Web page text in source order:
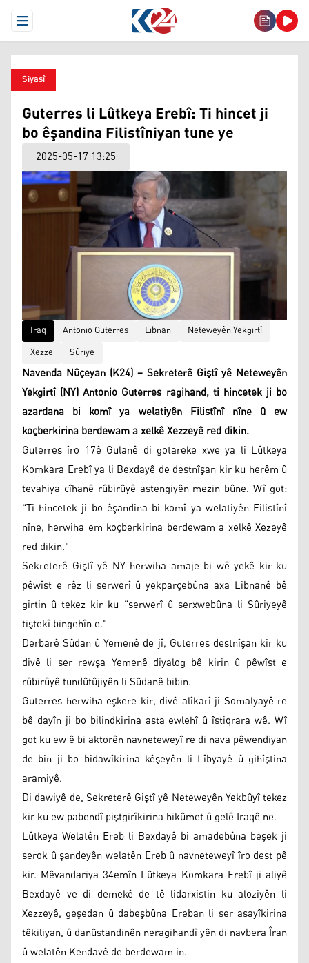
Open Menu
Siyasî
Guterres li Lûtkeya Erebî: Ti hincet ji
bo êşandina Filistîniyan tune ye
2025-05-17 13:25
Iraq Antonio Guterres Libnan
Neteweyên Yekgirtî
Xezze
Sûriye
Navenda Nûçeyan (K24) – Sekreterê Giştî yê Neteweyên
Yekgirtî (NY) Antonio Guterres ragihand, ti hincetek ji bo
azardana bi komî ya welatiyên Filistînî nîne û ew
koçberkirina berdewam a xelkê Xezzeyê red dikin.
Guterres îro 17ê Gulanê di gotareke xwe ya li Lûtkeya
Komkara Erebî ya li Bexdayê de destnîşan kir ku herêm û
tevahiya cîhanê rûbirûyê astengiyên mezin bûne. Wî got:
"Ti hincetek ji bo êşandina bi komî ya welatiyên Filistînî
nîne, herwiha em koçberkirina berdewam a xelkê Xezeyê
red dikin."
Sekreterê Giştî yê NY herwiha amaje bi wê yekê kir ku
pêwîst e rêz li serwerî û yekparçebûna axa Libnanê bê
girtin û tekez kir ku "serwerî û serxwebûna li Sûriyeyê
tiştekî bingehîn e."
Derbarê Sûdan û Yemenê de jî, Guterres destnîşan kir ku
divê li ser rewşa Yemenê diyalog bê kirin û pêwîst e
rûbirûyê tundûtûjiyên li Sûdanê bibin.
Guterres herwiha eşkere kir, divê alîkarî ji Somalyayê re
bê dayîn ji bo bilindkirina asta ewlehî û îstiqrara wê. Wî
got ku ew ê bi aktorên navneteweyî re di nava pêwendiyan
de bin ji bo bidawîkirina kêşeyên li Lîbyayê û gihîştina
aramiyê.
Di dawiyê de, Sekreterê Giştî yê Neteweyên Yekbûyî tekez
kir ku ew pabendî piştgirîkirina hikûmet û gelê Iraqê ne.
Lûtkeya Welatên Ereb li Bexdayê bi amadebûna beşek ji
serok û şandeyên welatên Ereb û navneteweyî îro dest pê
kir. Mêvandariya 34emîn Lûtkeya Komkara Erebî ji aliyê
Bexdayê ve di demekê de tê lidarxistin ku aloziyên li
Xezzeyê, geşedan û dabeşbûna Ereban li ser asayîkirina
têkiliyan, û danûstandinên neragihandî yên di navbera Îran
û welatên Kendavê de berdewam in.